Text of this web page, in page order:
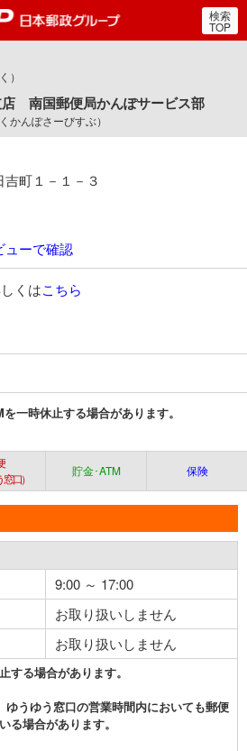
郵便局・日本郵政グルー
検索
TOP
）
南国郵便局かんぽサービス部
かんぽさーびすぶ）
町１－１－３
ューで確認
う
くはこちら
一時休止する場合があります。
窓口）
貯金･ATM 保険
9:00 ～ 17:00
お取り扱いしません
お取り扱いしません
する場合があります。
うゆう窓口の営業時間内においても郵便
る場合があります。